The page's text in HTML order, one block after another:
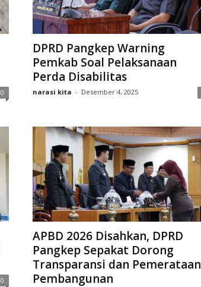
0
DPRD Pangkep Warning
Pemkab Soal Pelaksanaan
Perda Disabilitas
narasi kita - Desember 4, 2025
0
APBD 2026 Disahkan, DPRD
Pangkep Sepakat Dorong
Transparansi dan Pemerataan
Pembangunan